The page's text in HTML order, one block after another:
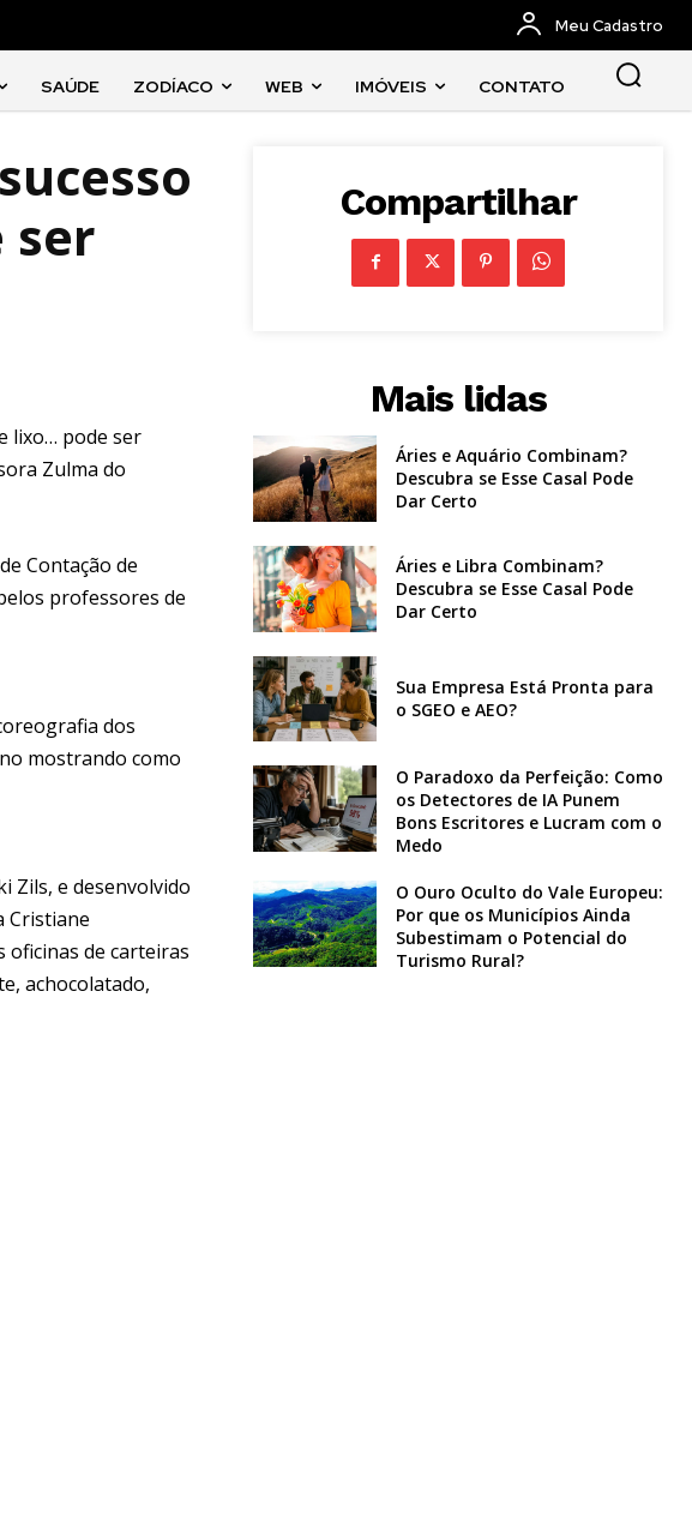
Meu Cadastro
SAÚDE ZODÍACO WEB IMÓVEIS CONTATO
ser
lixo… pode ser
Zulma do
Contação de
professores de
dos
mostrando como
Zils, e desenvolvido
Cristiane
de carteiras
achocolatado,
Compartilhar
Mais lidas
Áries e Aquário Combinam?
Descubra se Esse Casal Pode
Dar Certo
Áries e Libra Combinam?
Descubra se Esse Casal Pode
Dar Certo
Sua Empresa Está Pronta para
o SGEO e AEO?
O Paradoxo da Perfeição: Como
os Detectores de IA Punem
Bons Escritores e Lucram com o
Medo
O Ouro Oculto do Vale Europeu:
Por que os Municípios Ainda
Subestimam o Potencial do
Turismo Rural?